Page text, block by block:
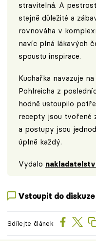
stravitelná. A
stejně důležité a
rovnováha v
navíc plná lákavých
spoustu inspirace.
Kuchařka navazuje
Pohlreicha z
hodně ustoupilo
recepty jsou tvořené
a postupy jsou
úplně každý.
Vydalo
Vstoupit do diskuze
Sdílejte článek